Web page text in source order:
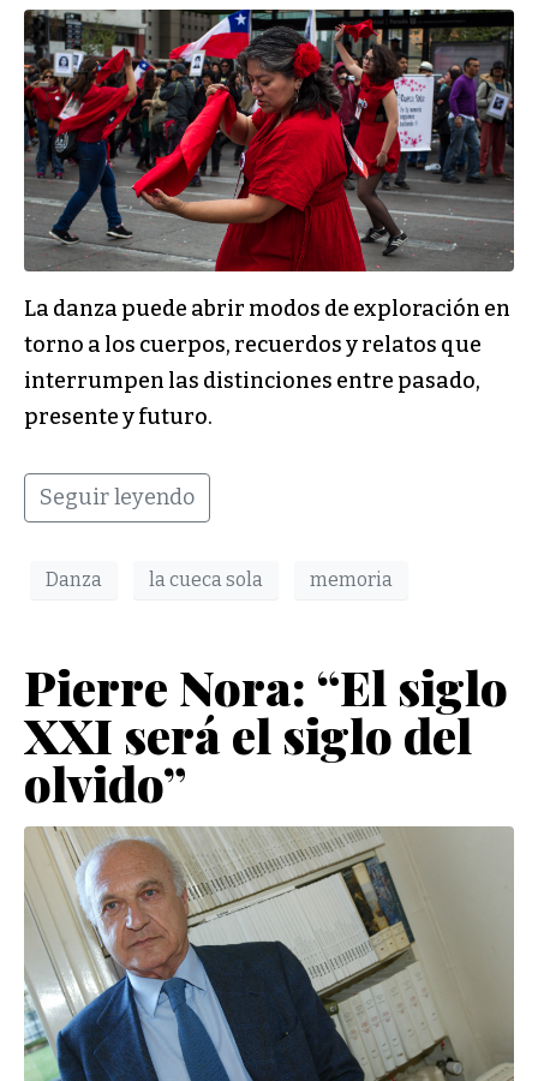
La danza puede abrir modos de exploración en
torno a los cuerpos, recuerdos y relatos que
interrumpen las distinciones entre pasado,
presente y futuro.
Seguir leyendo
Danza la cueca sola memoria
Pierre Nora: “El siglo
XXI será el siglo del
olvido”